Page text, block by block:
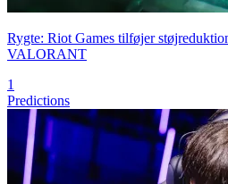
Rygte: Riot Games tilføjer
VALORANT
1
Predictions